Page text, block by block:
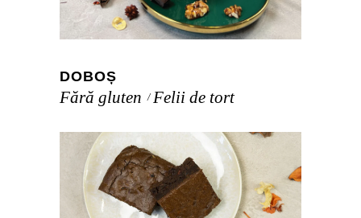
DOBOȘ
Fără gluten Felii de tort